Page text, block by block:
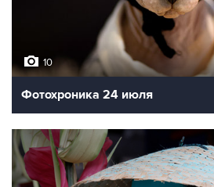
10
Фотохроника 24 июля